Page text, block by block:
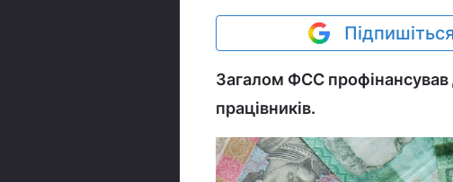
Загалом ФСС
працівників.